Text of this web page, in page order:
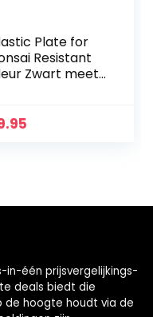
Plate for
Resistant
Zwart meet
om te
in-één prijsvergelijkings-
deals biedt die
de hoogte houdt via de